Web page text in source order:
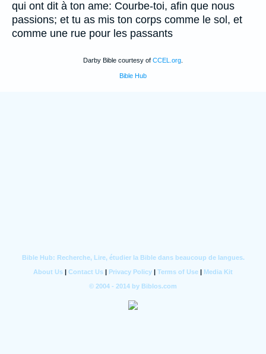
qui ont dit à ton ame: Courbe-toi, afin que nous
passions; et tu as mis ton corps comme le sol, et
comme une rue pour les passants
Darby Bible courtesy of CCEL.org
Bible Hub